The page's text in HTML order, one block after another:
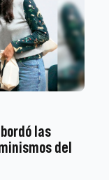
las
del